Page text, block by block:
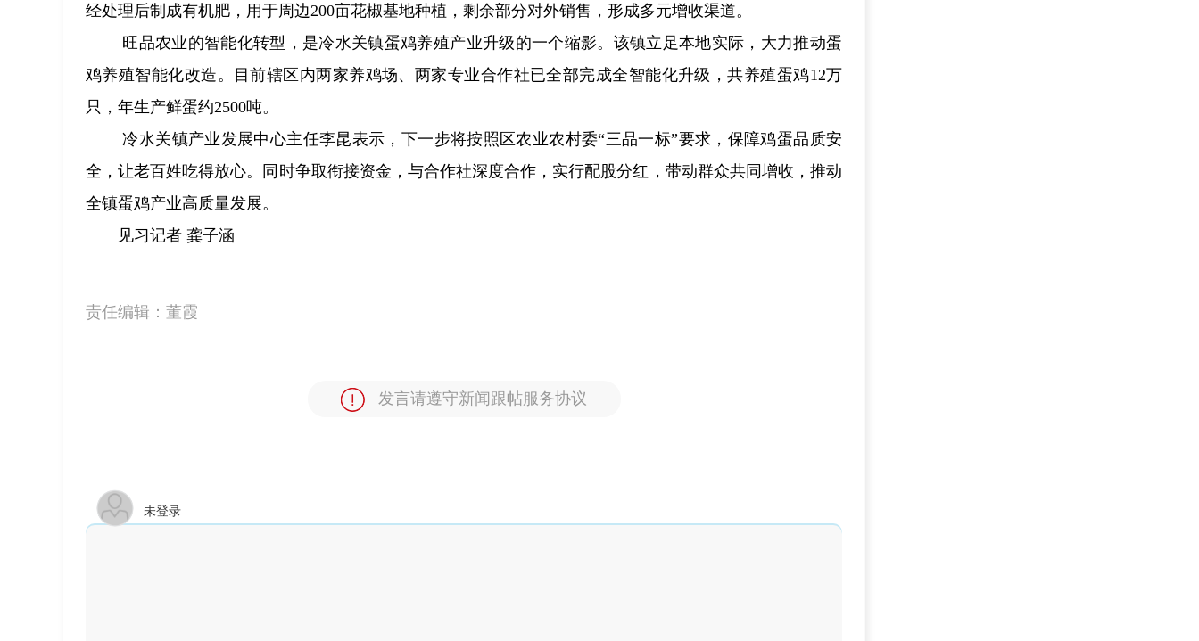
经处理后制成有机肥，用于周边200亩花椒基地种植，剩余部分对外销售，形成多元增收渠道。
旺品农业的智能化转型，是冷水关镇蛋鸡养殖产业升级的一个缩影。该镇立足本地实际，大力推动蛋
鸡养殖智能化改造。目前辖区内两家养鸡场、两家专业合作社已全部完成全智能化升级，共养殖蛋鸡12万
只，年生产鲜蛋约2500吨。
冷水关镇产业发展中心主任李昆表示，下一步将按照区农业农村委“三品一标”要求，保障鸡蛋品质安
全，让老百姓吃得放心。同时争取衔接资金，与合作社深度合作，实行配股分红，带动群众共同增收，推动
全镇蛋鸡产业高质量发展。
见习记者 龚子涵
责任编辑： 董霞
发言请遵守新闻跟帖服务协议
未登录